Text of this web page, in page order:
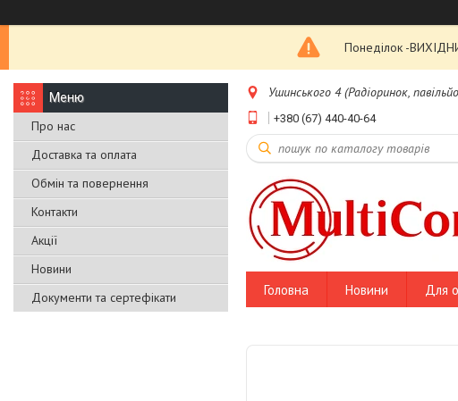
Понеділок -
Про нас
Доставка та оплата
Обмін та повернення
Контакти
Акції
Новини
Документи та сертефікати
Ушинського 4 (Радіоринок,
+380 (67) 440-40-64
Головна Новини Для